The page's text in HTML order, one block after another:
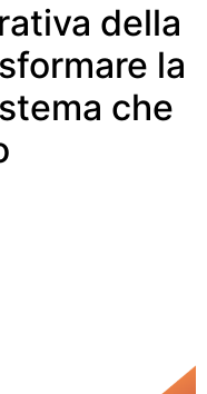
della
la
che